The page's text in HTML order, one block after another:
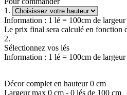
1.
Information : 1 lé = 100cm de largeur
Le prix final sera calculé en fonction
2.
Sélectionnez vos lés
Information : 1 lé = 100cm de largeur
Décor complet en hauteur0 cm
Largeur max 0 cm - 0 lés de 100 cm